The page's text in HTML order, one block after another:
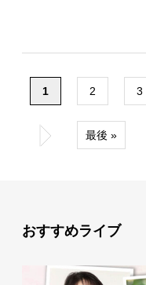
1 2 3
» 最後 »
おすすめライブ